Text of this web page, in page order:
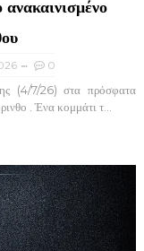
0
(4/7/26) στα πρόσφατα
. Ένα κομμάτι τ...